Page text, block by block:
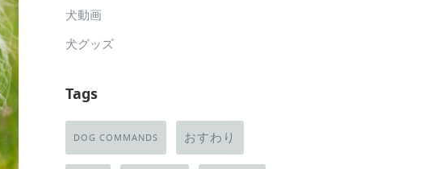
犬動画
犬グッズ
Tags
DOG COMMANDS おすわり